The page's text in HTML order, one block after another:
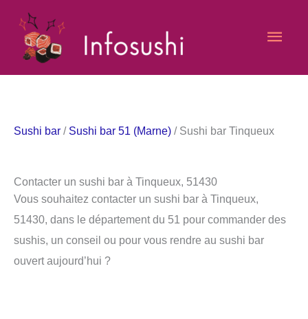
contenu
Sushi bar / Sushi bar 51 (Marne) / Sushi bar Tinqueux
Contacter un sushi bar à Tinqueux, 51430
Vous souhaitez contacter un sushi bar à Tinqueux,
51430, dans le département du 51 pour commander des
sushis, un conseil ou pour vous rendre au sushi bar
ouvert aujourd’hui ?